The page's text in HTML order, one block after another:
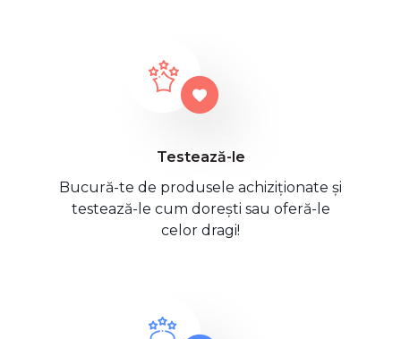
Testează-le
Bucură-te de produsele achiziționate și
testează-le cum dorești sau oferă-le
celor dragi!